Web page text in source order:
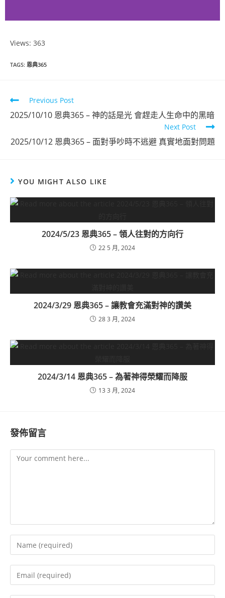
Views: 363
TAGS: 恩典365
Previous Post
2025/10/10 恩典365 – 神的話是光 會趕走人生命中的黑暗
Next Post
2025/10/12 恩典365 – 面對爭吵時不逃避 真實地面對問題
YOU MIGHT ALSO LIKE
2024/5/23 恩典365 – 領人往對的方向行
22 5 月, 2024
2024/3/29 恩典365 – 讓教會充滿對神的讚美
28 3 月, 2024
2024/3/14 恩典365 – 為著神得榮耀而降服
13 3 月, 2024
發佈留言